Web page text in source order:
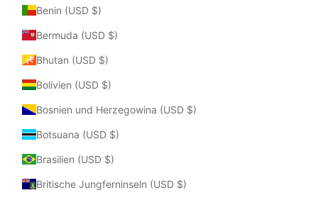
Benin (USD $)
Bermuda (USD $)
Bhutan (USD $)
Bolivien (USD $)
Bosnien und Herzegowina (USD $)
Botsuana (USD $)
Brasilien (USD $)
Britische Jungferninseln (USD $)